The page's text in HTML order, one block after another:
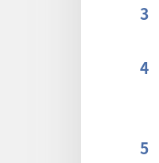
3⁠
4⁠
5⁠